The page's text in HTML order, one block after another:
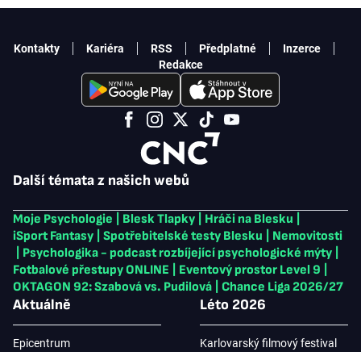
Další témata z našich webů
Moje Psychologie Blesk Tlapky Hráči na Blesku
iSport Fantasy
Spotřebitelské testy Blesku
Nemovitosti
Psychologika - podcast rozbíjející psychologické mýty
Fotbalové přestupy ONLINE
Eventový prostor Level 9
OKTAGON 92: Szabová vs. Pudilová
Chance Liga 2026/27
Aktuálně
Epicentrum
Léto 2026
Karlovarský filmový festival
Kontakty Kariéra RSS Předplatné
Inzerce
Redakce